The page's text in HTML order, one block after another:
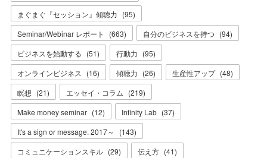
まぐまぐ『セッション』傾聴力 (95)
Seminar/Webinar レポート
(663) 自分のビジネスを持つ (94)
ビジネスを始動する (51) 行動力 (95)
オンラインビジネス
(16) 傾聴力 (26) 生産性アップ (48)
瞑想 (21) エッセイ・コラム (219)
Make money seminar (12) Infinity Lab (37)
It's a sign or message. 2017～
(143)
コミュニケーションスキル (29) 伝え方 (41)